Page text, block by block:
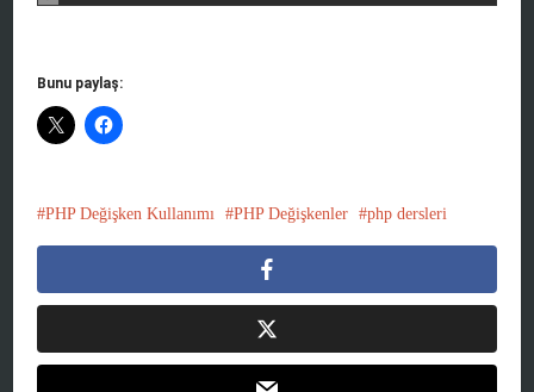
Bunu paylaş:
PHP Değişken Kullanımı PHP Değişkenler php dersleri